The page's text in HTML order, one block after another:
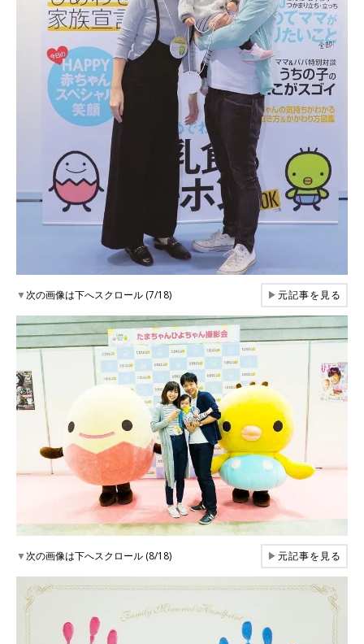
▼次の画像は下へスクロール (7/18) ▶元記事を見る
▼次の画像は下へスクロール (8/18) ▶元記事を見る